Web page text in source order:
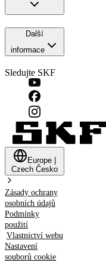
Další
informace
Sledujte SKF
Europe
Czech Česko
Zásady ochrany
osobních údajů
Podmínky
použití
Vlastnictví webu
Nastavení
souborů cookie